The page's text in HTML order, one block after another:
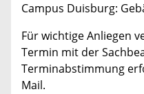
Campus Duisburg:
Für wichtige Anliegen
Termin mit der
Terminabstimmung
Mail.